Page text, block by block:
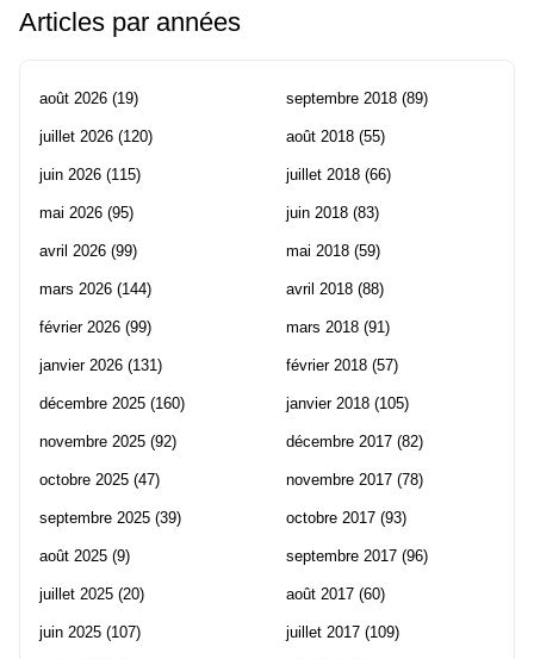
Articles par années
août 2026 (19)
juillet 2026 (120)
juin 2026 (115)
mai 2026 (95)
avril 2026 (99)
mars 2026 (144)
février 2026 (99)
janvier 2026 (131)
décembre 2025 (160)
novembre 2025 (92)
octobre 2025 (47)
septembre 2025 (39)
août 2025 (9)
juillet 2025 (20)
juin 2025 (107)
septembre 2018 (89)
août 2018 (55)
juillet 2018 (66)
juin 2018 (83)
mai 2018 (59)
avril 2018 (88)
mars 2018 (91)
février 2018 (57)
janvier 2018 (105)
décembre 2017 (82)
novembre 2017 (78)
octobre 2017 (93)
septembre 2017 (96)
août 2017 (60)
juillet 2017 (109)